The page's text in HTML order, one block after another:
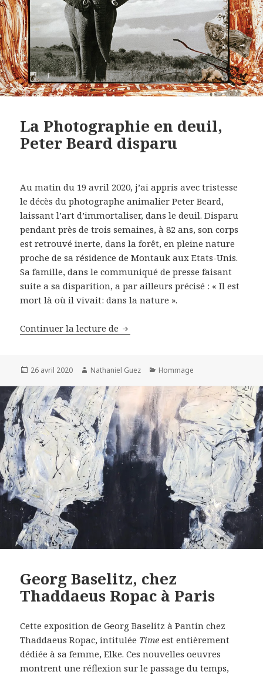
La Photographie en deuil,
Peter Beard disparu
Au matin du 19 avril 2020, j’ai appris avec tristesse
le décès du photographe animalier Peter Beard,
laissant l’art d’immortaliser, dans le deuil. Disparu
pendant près de trois semaines, à 82 ans, son corps
est retrouvé inerte, dans la forêt, en pleine nature
proche de sa résidence de Montauk aux Etats-Unis.
Sa famille, dans le communiqué de presse faisant
suite a sa disparition, a par ailleurs précisé : « Il est
mort là où il vivait: dans la nature ».
Continuer la lecture de La Photographie en deuil, Peter
Publié
26 avril 2020 Auteur
Nathaniel Guez Catégories
Hommage
Georg Baselitz, chez
Thaddaeus Ropac à Paris
Cette exposition de Georg Baselitz à Pantin chez
Thaddaeus Ropac, intitulée Timeest entièrement
dédiée à sa femme, Elke. Ces nouvelles oeuvres
montrent une réflexion sur le passage du temps,